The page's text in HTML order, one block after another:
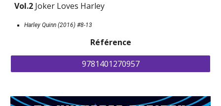
Vol.2 Joker Loves Harley
Harley Quinn (2016) #8-13
Référence
9781401270957